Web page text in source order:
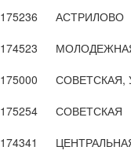
175236
АСТРИЛОВО
174523
175000
СОВЕТСКАЯ,
175254
СОВЕТСКАЯ
174341